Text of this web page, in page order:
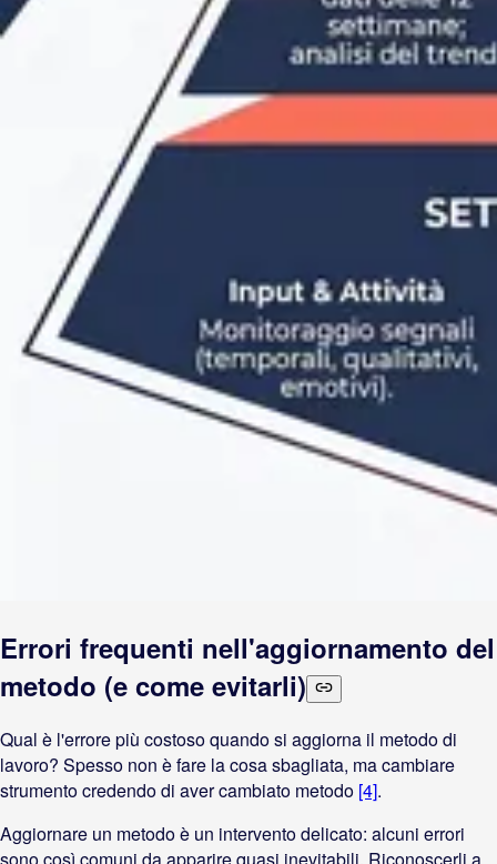
Errori frequenti nell'aggiornamento del
metodo (e come evitarli)
Qual è l'errore più costoso quando si aggiorna il metodo di
lavoro? Spesso non è fare la cosa sbagliata, ma cambiare
strumento credendo di aver cambiato metodo [4].
Aggiornare un metodo è un intervento delicato: alcuni errori